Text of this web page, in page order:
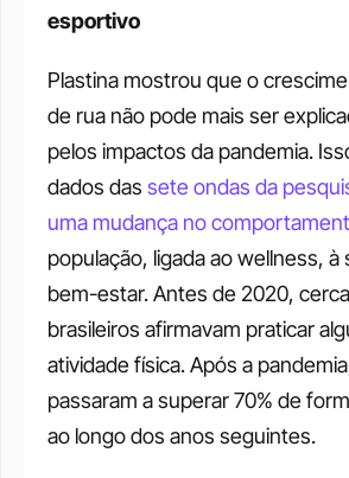
esportivo
Plastina mostrou que o
de rua não pode mais ser
pelos impactos da pandemia.
dados das sete ondas da
uma mudança no
população, ligada ao wellness, à
bem-estar. Antes de 2020,
brasileiros afirmavam praticar
atividade física. Após a
passaram a superar 70% de
ao longo dos anos seguintes.